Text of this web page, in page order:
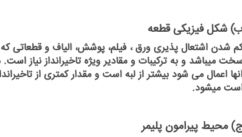
شکل فیزیکی قطعه
شدن اشتعال پذیری ورق ، فیلم، پوشش، الیاف و قطعاتی
میباشد و به ترکیبات و مقادیر ویژه تاخیرانداز نیاز
اعمال می شود بیشتر از لبه است و مقدار کمتری از
میشود.
محیط پیرامون پلیمر